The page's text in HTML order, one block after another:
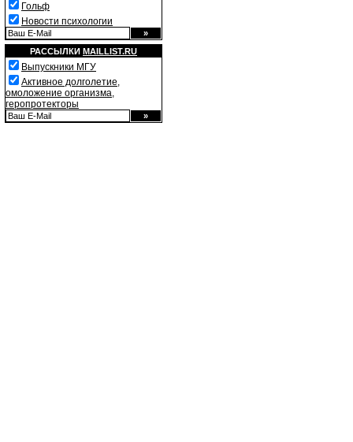
Гольф
Новости психологии
РАССЫЛКИ MAILLIST.RU
Выпускники МГУ
Активное долголетие,
омоложение организма,
геропротекторы